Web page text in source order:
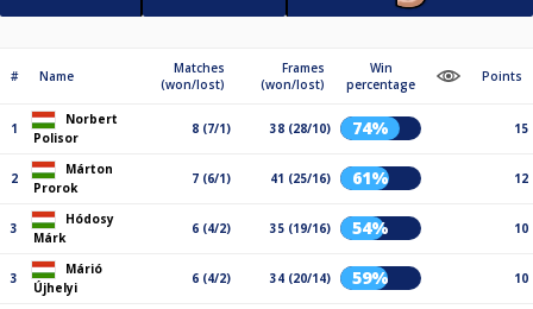
# Name
Matches
(won/lost)
Frames
(won/lost)
Win
percentage
Points
1
Norbert
Polisor
8 (7/1) 38 (28/10) 74% 15
2
Márton
Prorok
7 (6/1) 41 (25/16) 61% 12
3
Hódosy
Márk
6 (4/2) 35 (19/16) 54% 10
3
Márió
Újhelyi
6 (4/2) 34 (20/14) 59% 10